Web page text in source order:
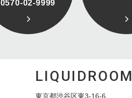
0570-02-9999
LIQUIDROOM
東京都渋谷区東3-16-6